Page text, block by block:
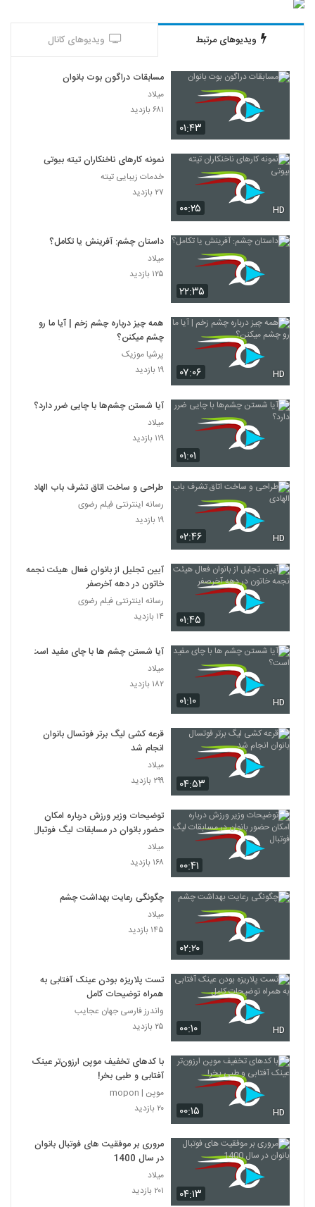
ویدیوهای مرتبط ویدیوهای کانال
۰۱:۴۳
مسابقات دراگون بوت بانوان
میلاد
۶۸۱ بازدید
۰۰:۲۵ HD
نمونه کارهای ناخنکاران تیته بیوتی
خدمات زیبایی تیته
۲۷ بازدید
۲۲:۳۵
داستان چشم: آفرینش یا تکامل؟
میلاد
۱۲۵ بازدید
۰۷:۰۶ HD
همه چیز درباره چشم زخم | آیا ما رو
چشم میکنن؟
پرشیا موزیک
۱۹ بازدید
۰۱:۰۱
آیا شستن چشم‌ها با چایی ضرر دارد؟
میلاد
۱۱۹ بازدید
۰۲:۴۶ HD
طراحی و ساخت اتاق تشرف باب الهادی
رسانه اینترنتی فیلم رضوی
۱۹ بازدید
۰۱:۴۵
آیین تجلیل از بانوان فعال هیئت نجمه
خاتون در دهه آخرصفر
رسانه اینترنتی فیلم رضوی
۱۴ بازدید
۰۱:۱۰ HD
آیا شستن چشم ها با چای مفید است؟
میلاد
۱۸۲ بازدید
۰۴:۵۳
قرعه کشی لیگ برتر فوتسال بانوان
انجام شد
میلاد
۲۹۹ بازدید
۰۰:۴۱
توضیحات وزیر ورزش درباره امکان
حضور بانوان در مسابقات لیگ فوتبال
میلاد
۱۶۸ بازدید
۰۲:۲۰
چگونگی رعایت بهداشت چشم
میلاد
۱۴۵ بازدید
۰۰:۱۰ HD
تست پلاریزه بودن عینک آفتابی به
همراه توضیحات کامل
واندرز فارسی جهان عجایب
۲۵ بازدید
۰۰:۱۵ HD
با کدهای تخفیف موپن ارزون‌تر عینک
آفتابی و طبی بخر!
موپن | mopon
۲۰ بازدید
۰۴:۱۳
مروری بر موفقیت های فوتبال بانوان
در سال 1400
میلاد
۲۰۱ بازدید